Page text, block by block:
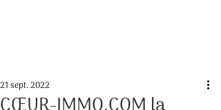
21 sept. 2022